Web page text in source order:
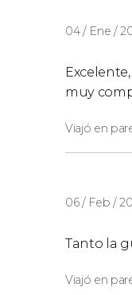
04 / Ene /
muy
Viajó en
06 / Feb /
Tanto la
Viajó en